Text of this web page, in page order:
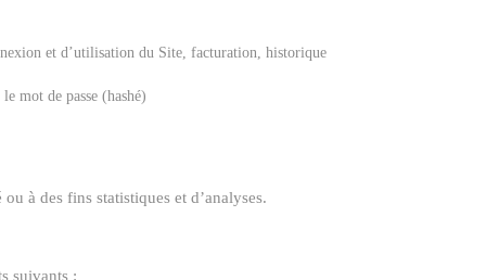
et d’utilisation du Site, facturation, historique
mot de passe (hashé)
à des fins statistiques et d’analyses.
suivants :